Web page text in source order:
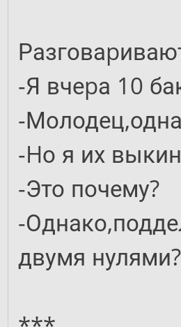
-Я вчеpа 10
-
-Hо я их
-Это почему?
-
двумя нулями?